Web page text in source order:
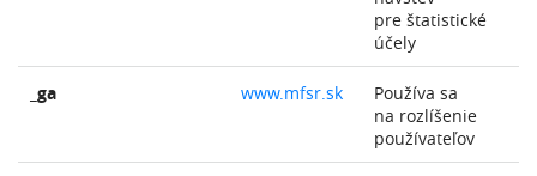
pre štatistické
účely
_ga www.mfsr.sk
Používa sa
na rozlíšenie
používateľov